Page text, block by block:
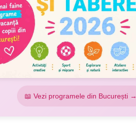
📖 Vezi programele din București →